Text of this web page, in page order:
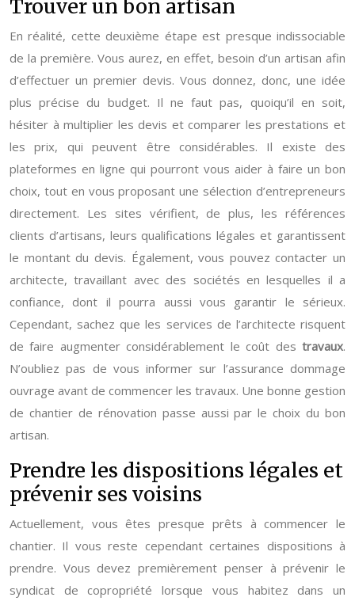
Trouver un bon artisan
En réalité, cette deuxième étape est presque indissociable
de la première. Vous aurez, en effet, besoin d’un artisan afin
d’effectuer un premier devis. Vous donnez, donc, une idée
plus précise du budget. Il ne faut pas, quoiqu’il en soit,
hésiter à multiplier les devis et comparer les prestations et
les prix, qui peuvent être considérables. Il existe des
plateformes en ligne qui pourront vous aider à faire un bon
choix, tout en vous proposant une sélection d’entrepreneurs
directement. Les sites vérifient, de plus, les références
clients d’artisans, leurs qualifications légales et garantissent
le montant du devis. Également, vous pouvez contacter un
architecte, travaillant avec des sociétés en lesquelles il a
confiance, dont il pourra aussi vous garantir le sérieux.
Cependant, sachez que les services de l’architecte risquent
de faire augmenter considérablement le coût des travaux.
N’oubliez pas de vous informer sur l’assurance dommage
ouvrage avant de commencer les travaux. Une bonne gestion
de chantier de rénovation passe aussi par le choix du bon
artisan.
Prendre les dispositions légales et
prévenir ses voisins
Actuellement, vous êtes presque prêts à commencer le
chantier. Il vous reste cependant certaines dispositions à
prendre. Vous devez premièrement penser à prévenir le
syndicat de copropriété lorsque vous habitez dans un